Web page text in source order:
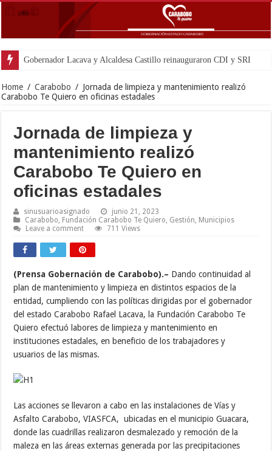
Home / Carabobo / Jornada de limpieza y mantenimiento realizó
Carabobo Te Quiero en oficinas estadales
Jornada de limpieza y
mantenimiento realizó
Carabobo Te Quiero en
oficinas estadales
sinusuarioasignado
junio 21, 2023
Carabobo Fundación Carabobo Te Quiero Gestión Municipios
Leave a comment
711 Views
(Prensa Gobernación de Carabobo).– Dando continuidad al
plan de mantenimiento y limpieza en distintos espacios de la
entidad, cumpliendo con las políticas dirigidas por el gobernador
del estado Carabobo Rafael Lacava, la Fundación Carabobo Te
Quiero efectuó labores de limpieza y mantenimiento en
instituciones estadales, en beneficio de los trabajadores y
usuarios de las mismas.
Las acciones se llevaron a cabo en las instalaciones de Vías y
Asfalto Carabobo, VIASFCA, ubicadas en el municipio Guacara,
donde las cuadrillas realizaron desmalezado y remoción de la
maleza en las áreas externas generada por las precipitaciones